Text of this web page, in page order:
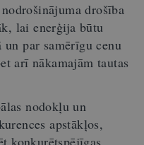
drošība
lai enerģija būtu
par samērīgu cenu
arī nākamajām tautas
nodokļu un
apstākļos,